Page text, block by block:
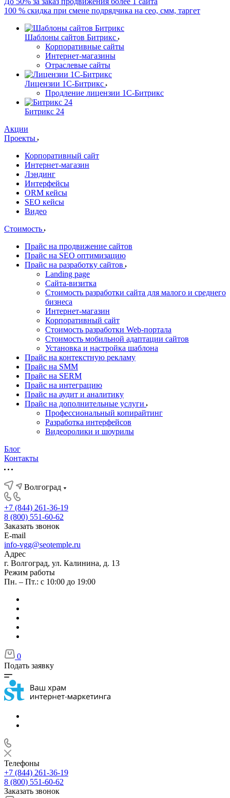
100 % скидка при смене подрядчика на сео, смм, таргет
Шаблоны сайтов Битрикс
Корпоративные сайты
Интернет-магазины
Отраслевые сайты
Лицензии 1С-Битрикс
Продление лицензии 1С-Битрикс
Битрикс 24
Акции
Проекты
Корпоративный сайт
Интернет-магазин
Лэндинг
Интерфейсы
ORM кейсы
SEO кейсы
Видео
Стоимость
Прайс на продвижение сайтов
Прайс на SEO оптимизацию
Прайс на разработку сайтов
Landing page
Cайта-визитка
Стоимость разработки сайта для малого и среднего
бизнеса
Интернет-магазин
Корпоративный сайт
Стоимость разработки Web-портала
Стоимость мобильной адаптации сайтов
Установка и настройка шаблона
Прайс на контекстную рекламу
Прайс на SMM
Прайс на SERM
Прайс на интеграцию
Прайс на аудит и аналитику
Прайс на дополнительные услуги
Профессиональный копирайтинг
Разработка интерфейсов
Видеоролики и шоурилы
Блог
Контакты
Волгоград
+7 (844) 261-36-19
8 (800) 551-60-62
Заказать звонок
E-mail
info-vgg@seotemple.ru
Адрес
г. Волгоград, ул. Калинина, д. 13
Режим работы
Пн. – Пт.: с 10:00 до 19:00
0
Подать заявку
Телефоны
+7 (844) 261-36-19
8 (800) 551-60-62
Заказать звонок